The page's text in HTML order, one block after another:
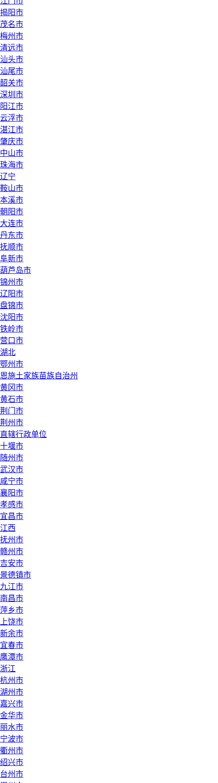
揭阳市
茂名市
梅州市
清远市
汕头市
汕尾市
韶关市
深圳市
阳江市
云浮市
湛江市
肇庆市
中山市
珠海市
辽宁
鞍山市
本溪市
朝阳市
大连市
丹东市
抚顺市
阜新市
葫芦岛市
锦州市
辽阳市
盘锦市
沈阳市
铁岭市
营口市
湖北
鄂州市
恩施土家族苗族自治州
黄冈市
黄石市
荆门市
荆州市
直辖行政单位
十堰市
随州市
武汉市
咸宁市
襄阳市
孝感市
宜昌市
江西
抚州市
赣州市
吉安市
景德镇市
九江市
南昌市
萍乡市
上饶市
新余市
宜春市
鹰潭市
浙江
杭州市
湖州市
嘉兴市
金华市
丽水市
宁波市
衢州市
绍兴市
台州市